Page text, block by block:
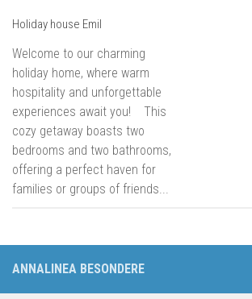
Holiday house Emil
Welcome to our charming
holiday home, where warm
hospitality and unforgettable
experiences await you! This
cozy getaway boasts two
bedrooms and two bathrooms,
offering a perfect haven for
families or groups of friends...
ANNALINEA BESONDERE